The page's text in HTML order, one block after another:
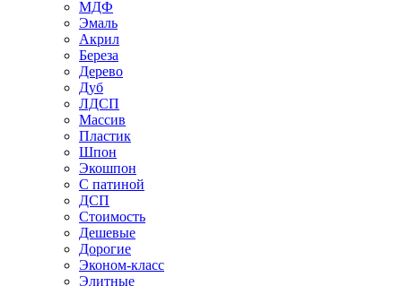
МДФ
Эмаль
Акрил
Береза
Дерево
Дуб
ЛДСП
Массив
Пластик
Шпон
Экошпон
С патиной
ДСП
Стоимость
Дешевые
Дорогие
Эконом-класс
Элитные